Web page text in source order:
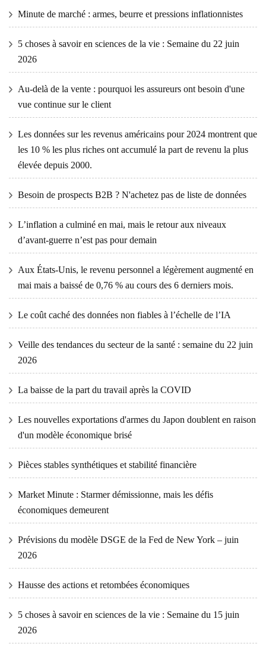
Minute de marché : armes, beurre et pressions inflationnistes
5 choses à savoir en sciences de la vie : Semaine du 22 juin
2026
Au-delà de la vente : pourquoi les assureurs ont besoin d'une
vue continue sur le client
Les données sur les revenus américains pour 2024 montrent que
les 10 % les plus riches ont accumulé la part de revenu la plus
élevée depuis 2000.
Besoin de prospects B2B ? N'achetez pas de liste de données
L’inflation a culminé en mai, mais le retour aux niveaux
d’avant-guerre n’est pas pour demain
Aux États-Unis, le revenu personnel a légèrement augmenté en
mai mais a baissé de 0,76 % au cours des 6 derniers mois.
Le coût caché des données non fiables à l’échelle de l’IA
Veille des tendances du secteur de la santé : semaine du 22 juin
2026
La baisse de la part du travail après la COVID
Les nouvelles exportations d'armes du Japon doublent en raison
d'un modèle économique brisé
Pièces stables synthétiques et stabilité financière
Market Minute : Starmer démissionne, mais les défis
économiques demeurent
Prévisions du modèle DSGE de la Fed de New York – juin
2026
Hausse des actions et retombées économiques
5 choses à savoir en sciences de la vie : Semaine du 15 juin
2026